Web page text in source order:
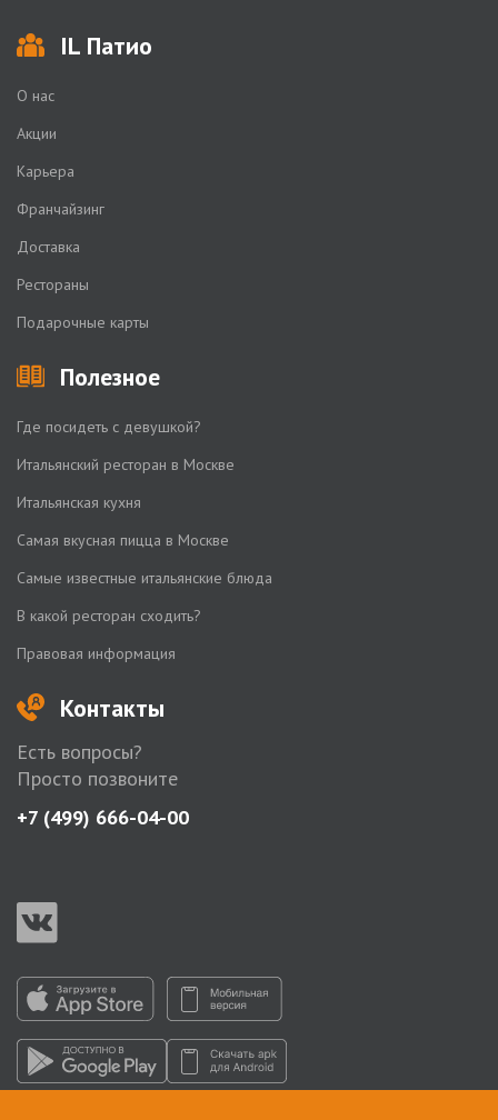
IL Патио
О нас
Акции
Карьера
Франчайзинг
Доставка
Рестораны
Подарочные карты
Полезное
Где посидеть с девушкой?
Итальянский ресторан в Москве
Итальянская кухня
Самая вкусная пицца в Москве
Самые известные итальянские блюда
В какой ресторан сходить?
Правовая информация
Контакты
Есть вопросы?
Просто позвоните
+7 (499) 666-04-00